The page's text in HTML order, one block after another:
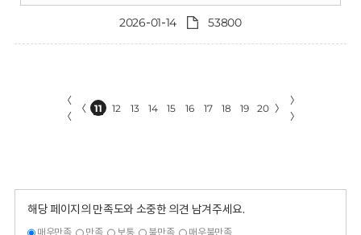
2026-01-14 53800
〈
〈
〈 11 12 13 14 15 16 17 18 19 20 〉
〉
〉
해당 페이지의 만족도와 소중한 의견 남겨주세요.
매우만족 만족 보통 불만족 매우불만족